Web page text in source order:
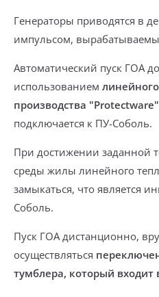
Генераторы приводятся в
импульсом,
Автоматический пуск ГОА
использованием
производства
подключается к ПУ-Соболь.
При достижении заданной
среды жилы линейного
замыкаться, что является
Соболь.
Пуск ГОА дистанционно,
осуществляться
тумблера, который входит